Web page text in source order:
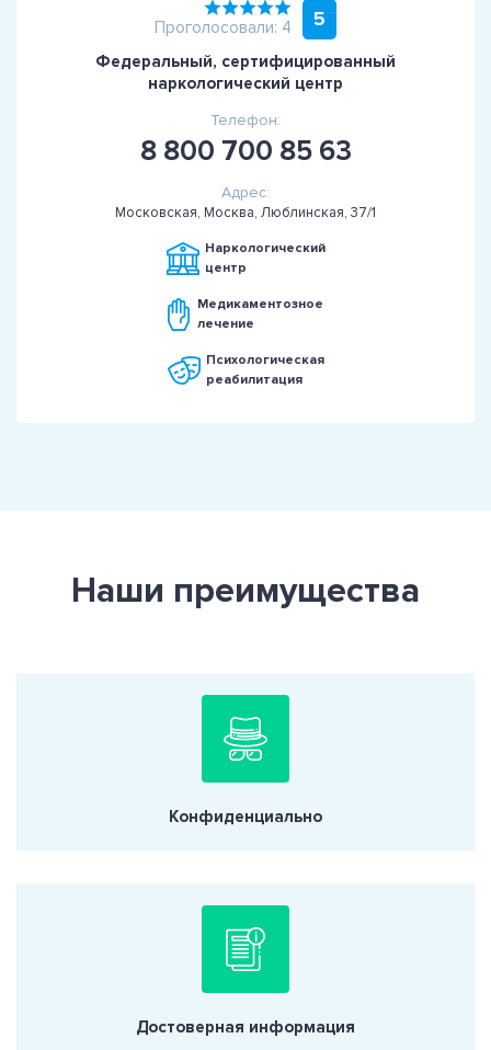
Проголосовали: 4 5
Федеральный, сертифицированный
наркологический центр
Телефон:
8 800 700 85 63
Адрес:
Московская, Москва, Люблинская, 37/1
Наркологический
центр
Медикаментозное
лечение
Психологическая
реабилитация
Наши преимущества
Конфиденциально
Достоверная информация